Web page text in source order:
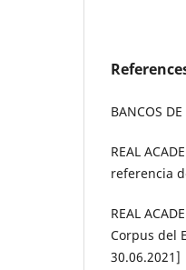
BANCOS DE
REAL
referencia
REAL
Corpus del
30.06.2021]